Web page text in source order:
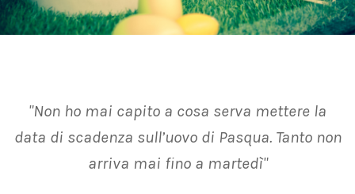
"Non ho mai capito a cosa serva mettere la
data di scadenza sull’uovo di Pasqua. Tanto non
arriva mai fino a martedì"